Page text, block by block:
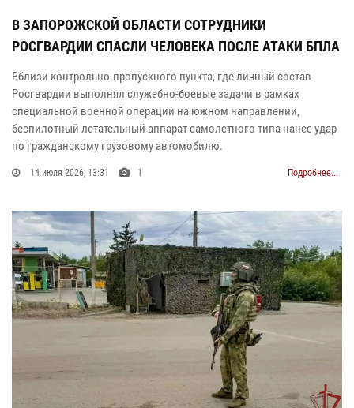
В ЗАПОРОЖСКОЙ ОБЛАСТИ СОТРУДНИКИ
РОСГВАРДИИ СПАСЛИ ЧЕЛОВЕКА ПОСЛЕ АТАКИ БПЛА
Вблизи контрольно-пропускного пункта, где личный состав
Росгвардии выполнял служебно-боевые задачи в рамках
специальной военной операции на южном направлении,
беспилотный летательный аппарат самолетного типа нанес удар
по гражданскому грузовому автомобилю.
14 июля 2026, 13:31 1 Подробнее...